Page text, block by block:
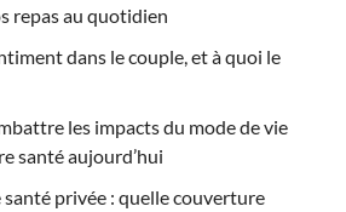
repas au quotidien
dans le couple, et à quoi le
les impacts du mode de vie
santé aujourd’hui
privée : quelle couverture